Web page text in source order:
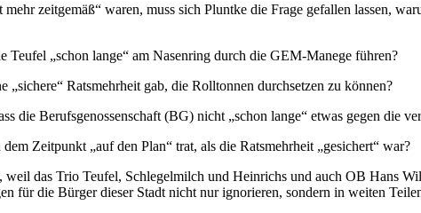
zeitgemäß“ waren, muss sich Pluntke die Frage gefallen lassen,
„schon lange“ am Nasenring durch die GEM-Manege führen?
„sichere“ Ratsmehrheit gab, die Rolltonnen durchsetzen zu können?
die Berufsgenossenschaft (BG) nicht „schon lange“ etwas gegen die
Zeitpunkt „auf den Plan“ trat, als die Ratsmehrheit „gesichert“ war?
das Trio Teufel, Schlegelmilch und Heinrichs und auch OB Hans
für die Bürger dieser Stadt nicht nur ignorieren, sondern in weiten